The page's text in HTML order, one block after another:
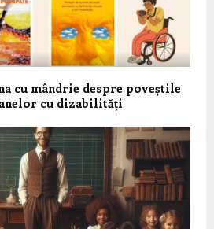
cu mândrie despre poveștile
cu dizabilități